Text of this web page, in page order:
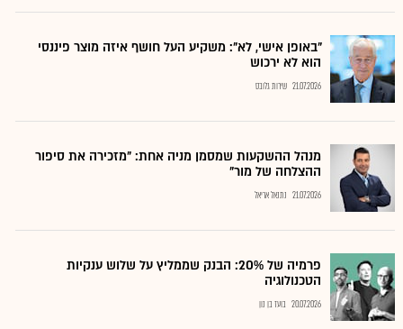
"באופן אישי, לא": משקיע העל חושף איזה מוצר פיננסי
הוא לא ירכוש
21.07.2026 שירות גלובס
מנהל ההשקעות שמסמן מניה אחת: "מזכירה את סיפור
ההצלחה של מור"
21.07.2026 נתנאל אריאל
פרמיה של 20%: הבנק שממליץ על שלוש ענקיות
הטכנולוגיה
20.07.2026 בועז בן נון